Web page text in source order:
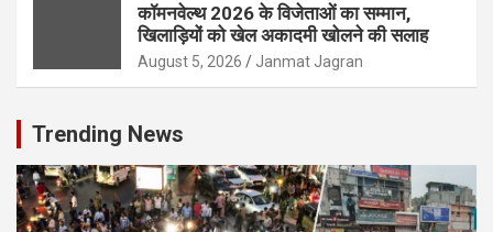
कॉमनवेल्थ 2026 के विजेताओं का सम्मान,
खिलाड़ियों को खेल अकादमी खोलने की सलाह
August 5, 2026 Janmat Jagran
Trending News